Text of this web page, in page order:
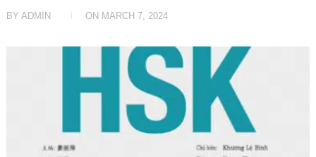
BY ADMIN ON MARCH 7, 2024